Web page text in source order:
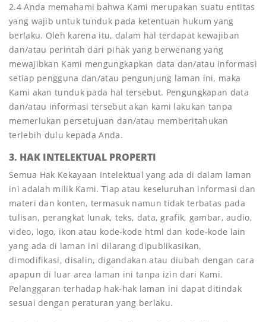
2.4 Anda memahami bahwa Kami merupakan suatu entitas
yang wajib untuk tunduk pada ketentuan hukum yang
berlaku. Oleh karena itu, dalam hal terdapat kewajiban
dan/atau perintah dari pihak yang berwenang yang
mewajibkan Kami mengungkapkan data dan/atau informasi
setiap pengguna dan/atau pengunjung laman ini, maka
Kami akan tunduk pada hal tersebut. Pengungkapan data
dan/atau informasi tersebut akan kami lakukan tanpa
memerlukan persetujuan dan/atau memberitahukan
terlebih dulu kepada Anda.
3. HAK INTELEKTUAL PROPERTI
Semua Hak Kekayaan Intelektual yang ada di dalam laman
ini adalah milik Kami. Tiap atau keseluruhan informasi dan
materi dan konten, termasuk namun tidak terbatas pada
tulisan, perangkat lunak, teks, data, grafik, gambar, audio,
video, logo, ikon atau kode-kode html dan kode-kode lain
yang ada di laman ini dilarang dipublikasikan,
dimodifikasi, disalin, digandakan atau diubah dengan cara
apapun di luar area laman ini tanpa izin dari Kami.
Pelanggaran terhadap hak-hak laman ini dapat ditindak
sesuai dengan peraturan yang berlaku.